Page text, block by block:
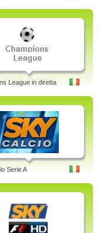
League in diretta
Serie A